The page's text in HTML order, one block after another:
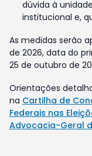
dúvida à
institucional e,
As medidas serão
de 2026, data do
25 de outubro de
Orientações
na Cartilha de
Federais nas
Advocacia-Geral